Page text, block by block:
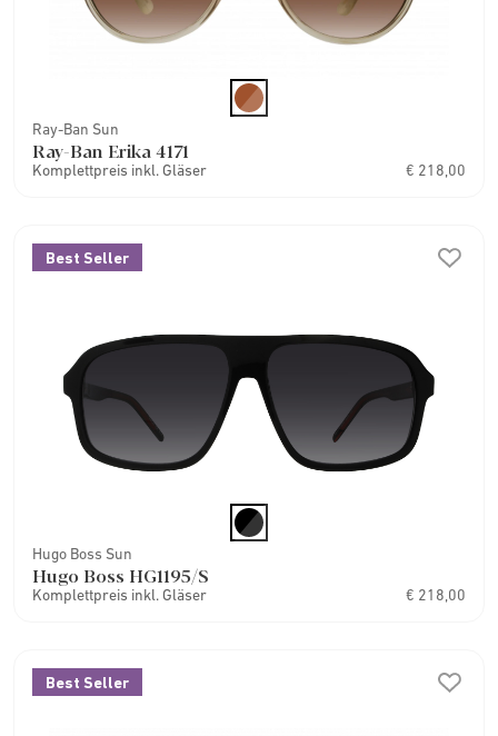
Ray-Ban Sun
Ray-Ban Erika 4171
Komplettpreis inkl. Gläser € 218,00
Best Seller
Hugo Boss Sun
Hugo Boss HG1195/S
Komplettpreis inkl. Gläser € 218,00
Best Seller